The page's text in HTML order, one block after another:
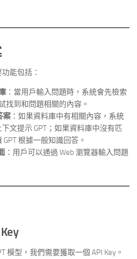
能包括：
：當用戶輸入問題時，系統會先檢索
找到和問題相關的內容。
案 ：如果資料庫中有相關內容，系統
文提示 GPT；如果資料庫中沒有匹
根據一般知識回答。
：用戶可以通過 Web 瀏覽器輸入問題
模型，我們需要獲取一個 API Key。